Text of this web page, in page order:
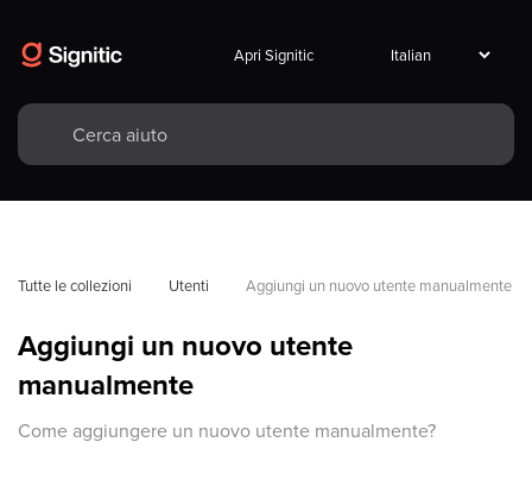
Apri Signitic
Tutte le collezioni Utenti Aggiungi un nuovo utente manualmente
Aggiungi un nuovo utente
manualmente
Come aggiungere un nuovo utente manualmente?